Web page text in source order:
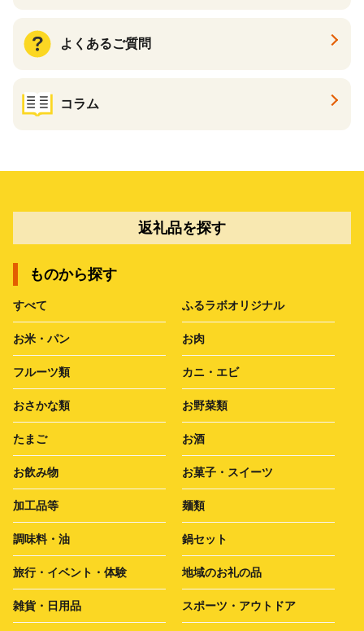
よくあるご質問
コラム
返礼品を探す
ものから探す
すべて ふるラボオリジナル
お米・パン お肉
フルーツ類 カニ・エビ
おさかな類 お野菜類
たまご お酒
お飲み物 お菓子・スイーツ
加工品等 麺類
調味料・油 鍋セット
旅行・イベント・体験 地域のお礼の品
雑貨・日用品 スポーツ・アウトドア